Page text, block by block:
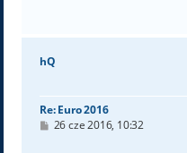
hQ
Re: Euro 2016
P26 cze 2016, 10:32